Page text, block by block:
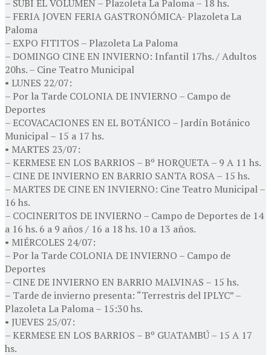
– SUBÍ EL VOLUMEN – Plazoleta La Paloma – 18 hs.
– FERIA JOVEN FERIA GASTRONÓMICA- Plazoleta La
Paloma
– EXPO FITITOS – Plazoleta La Paloma
– DOMINGO CINE EN INVIERNO: Infantil 17hs. / Adultos
20hs. – Cine Teatro Municipal
• LUNES 22/07:
– Por la Tarde COLONIA DE INVIERNO – Campo de
Deportes
– ECOVACACIONES EN EL BOTÁNICO – Jardín Botánico
Municipal – 15 a 17 hs.
• MARTES 23/07:
– KERMESE EN LOS BARRIOS – Bº HORQUETA – 9 A 11 hs.
– CINE DE INVIERNO EN BARRIO SANTA ROSA – 15 hs.
– MARTES DE CINE EN INVIERNO: Cine Teatro Municipal –
16 hs.
– COCINERITOS DE INVIERNO – Campo de Deportes de 14
a 16 hs. 6 a 9 años / 16 a 18 hs. 10 a 13 años.
• MIÉRCOLES 24/07:
– Por la Tarde COLONIA DE INVIERNO – Campo de
Deportes
– CINE DE INVIERNO EN BARRIO MALVINAS – 15 hs.
– Tarde de invierno presenta: “Terrestris del IPLYC” –
Plazoleta La Paloma – 15:30 hs.
• JUEVES 25/07:
– KERMESE EN LOS BARRIOS – Bº GUATAMBÚ – 15 A 17
hs.